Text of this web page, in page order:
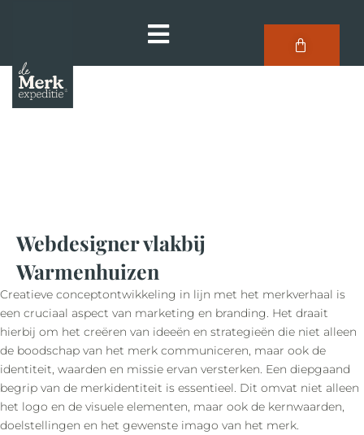
Webdesigner vlakbij
Warmenhuizen
Creatieve conceptontwikkeling in lijn met het merkverhaal is
een cruciaal aspect van marketing en branding. Het draait
hierbij om het creëren van ideeën en strategieën die niet alleen
de boodschap van het merk communiceren, maar ook de
identiteit, waarden en missie ervan versterken. Een diepgaand
begrip van de merkidentiteit is essentieel. Dit omvat niet alleen
het logo en de visuele elementen, maar ook de kernwaarden,
doelstellingen en het gewenste imago van het merk.